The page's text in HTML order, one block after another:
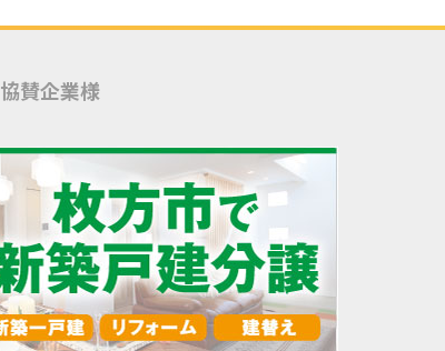
協賛企業様